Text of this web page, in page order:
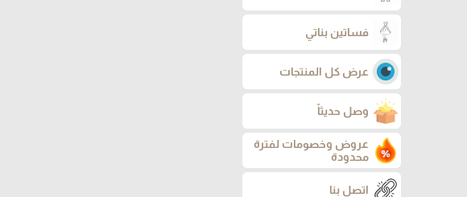
فساتين بناتي
عرض كل المنتجات
وصل حديثاً
عروض وخصومات لفترة
محدودة
اتصل بنا